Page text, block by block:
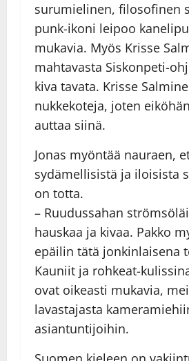
surumielinen, filosofinen
punk-ikoni leipoo
mukavia. Myös Krisse
mahtavasta Siskonpeti-
kiva tavata. Krisse
nukkekoteja, joten
auttaa siinä.
Jonas myöntää nauraen,
sydämellisistä ja iloisista
on totta.
– Ruudussahan
hauskaa ja kivaa. Pakko
epäilin tätä jonkinlaisena
Kauniit ja rohkeat-
ovat oikeasti mukavia,
lavastajasta
asiantuntijoihin.